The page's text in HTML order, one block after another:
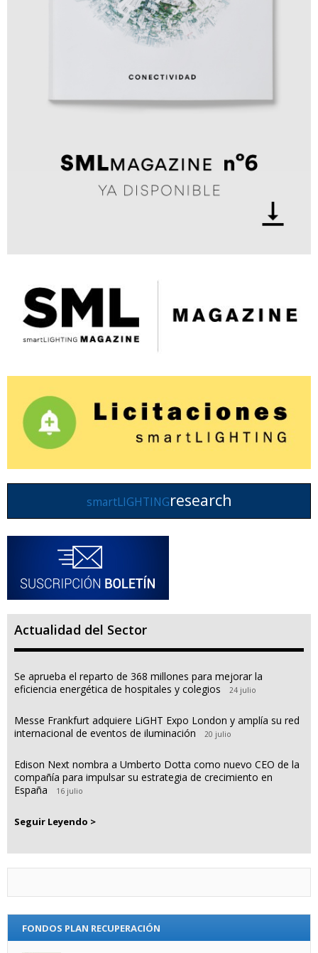
smartLIGHTINGresearch
Actualidad del Sector
Se aprueba el reparto de 368 millones para mejorar la
eficiencia energética de hospitales y colegios
24 julio
Messe Frankfurt adquiere LiGHT Expo London y amplía su red
internacional de eventos de iluminación
20 julio
Edison Next nombra a Umberto Dotta como nuevo CEO de la
compañía para impulsar su estrategia de crecimiento en
España
16 julio
Seguir Leyendo >
FONDOS PLAN RECUPERACIÓN